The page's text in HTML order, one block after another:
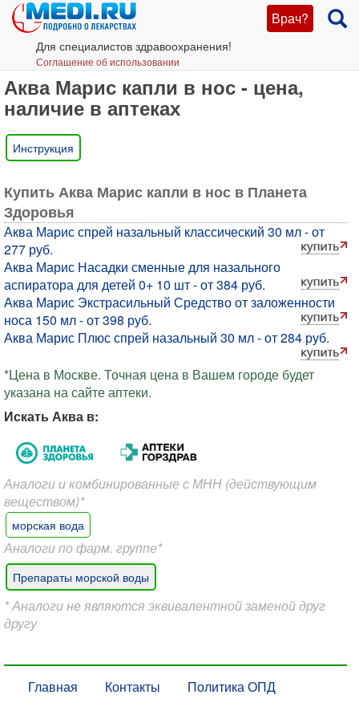
Врач?
Для специалистов здравоохранения!
Соглашение об использовании
Аква Марис капли в нос - цена,
наличие в аптеках
Инструкция
Купить Аква Марис капли в нос в Планета
Здоровья
Аква Марис спрей назальный классический 30 мл - от
277 руб.
Аква Марис Насадки сменные для назального
аспиратора для детей 0+ 10 шт - от 384 руб.
Аква Марис Экстрасильный Средство от заложенности
носа 150 мл - от 398 руб.
Аква Марис Плюс спрей назальный 30 мл - от 284 руб.
*Цена в Москве. Точная цена в Вашем городе будет
указана на сайте аптеки.
Искать Аква в:
Аналоги и комбинированные с МНН (действующим
веществом)*
морская вода
Аналоги по фарм. группе*
Препараты морской воды
* Аналоги не являются эквивалентной заменой друг
другу
Главная Контакты Политика ОПД